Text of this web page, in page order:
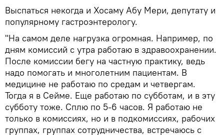
Выспаться некогда и Хосаму Абу Мери, депутату и
популярному гастроэнтерологу.
"На самом деле нагрузка огромная. Например, по
дням комиссий с утра работаю в здравоохранении.
После комиссии бегу на частную практику, ведь
надо помогать и многолетним пациентам. В
медицине не работаю по средам и четвергам.
Тогда я в Сейме. Еще работаю по субботам, и в эту
субботу тоже. Сплю по 5-6 часов. Я работаю не
только в комиссиях, но и в подкомиссиях, рабочих
группах, группах сотрудничества, встречаюсь с